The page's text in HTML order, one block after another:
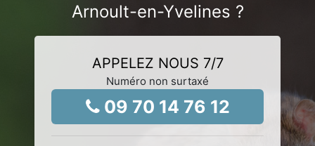
Arnoult-en-Yvelines ?
APPELEZ NOUS 7/7
Numéro non surtaxé
09 70 14 76 12